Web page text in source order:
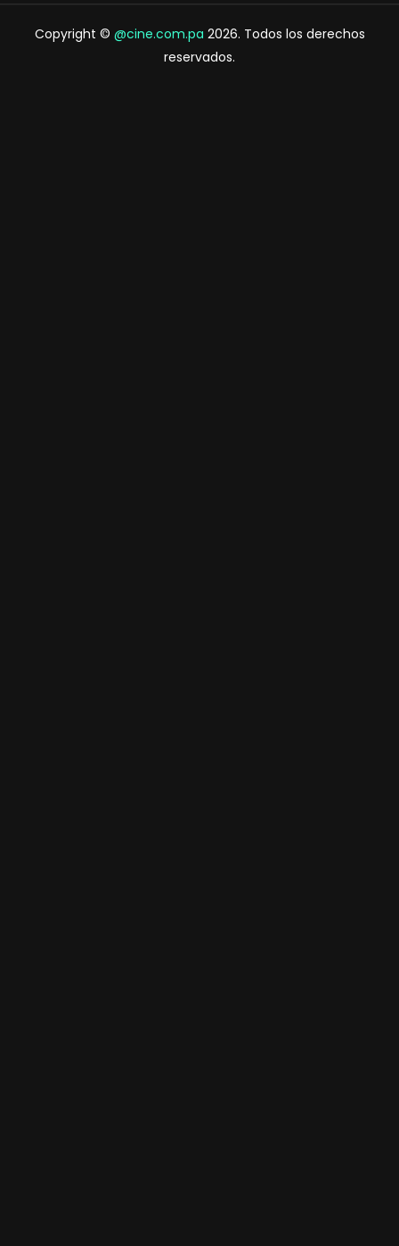
Copyright © @cine.com.pa 2026. Todos los derechos
reservados.